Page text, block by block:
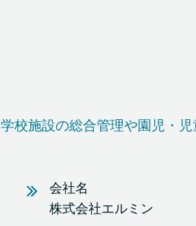
学校施設の総合管理や園児・
会社名
株式会社エルミン